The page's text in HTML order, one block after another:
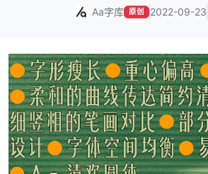
Aa字库 原创 2022-09-23